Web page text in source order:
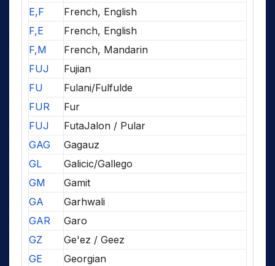
E,F
French, English
F,E
French, English
F,M
French, Mandarin
FUJ
Fujian
FU
Fulani/Fulfulde
FUR
Fur
FUJ
FutaJalon / Pular
GAG
Gagauz
GL
Galicic/Gallego
GM
Gamit
GA
Garhwali
GAR
Garo
GZ
Ge'ez / Geez
GE
Georgian